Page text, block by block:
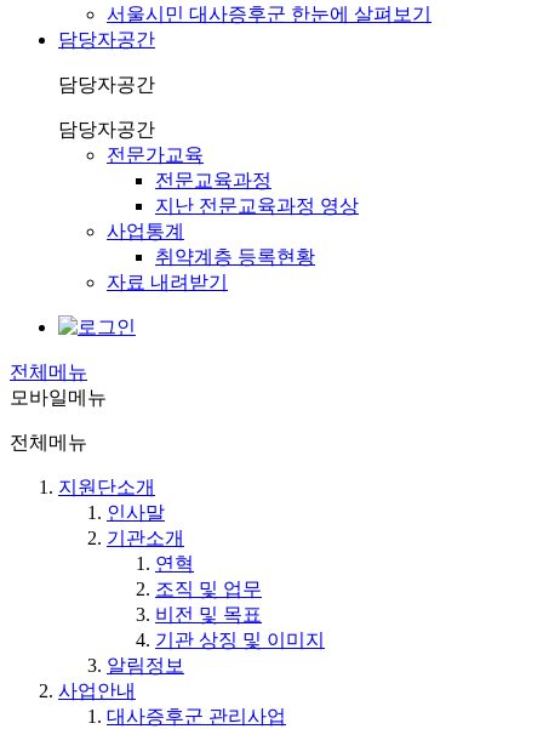
서울시민 대사증후군 한눈에 살펴보기
담당자공간
담당자공간
담당자공간
전문가교육
전문교육과정
지난 전문교육과정 영상
사업통계
취약계층 등록현황
자료 내려받기
전체메뉴
모바일메뉴
전체메뉴
지원단소개
인사말
기관소개
연혁
조직 및 업무
비전 및 목표
기관 상징 및 이미지
알림정보
사업안내
대사증후군 관리사업